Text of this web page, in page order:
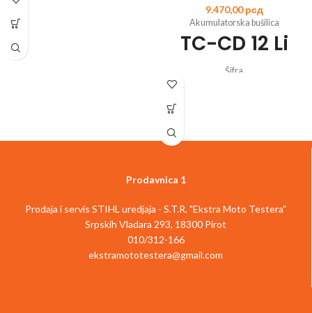
artikla:
Zupčanik sa 2 brzine za snažno bušenje
Izuzetno laka za rad zahvaljujući
površini za držanje
Dolazi sa jednom 2,5 Ah baterijom i
Dolazi u praktičnom koferu
9.470,00рсд
Akumulatorska bušilica
TC-CD 12 Li
Šifra
artikla:
Uklonjiva stezna glava za skraćivanje
alata i smanjenje težine
Robusni metalni prenosnici
Jednostruka brzostezna glava
Automatsko zaključavanje osovine
Precizna elektronska kontrola brzine
Prodavnica 1
Prodaja i servis STIHL uredjaja - S.T.R. "Ekstra Moto Testera"
Srpskih Vladara 293, 18300 Pirot
010/312-166
ekstramototestera@gmail.com